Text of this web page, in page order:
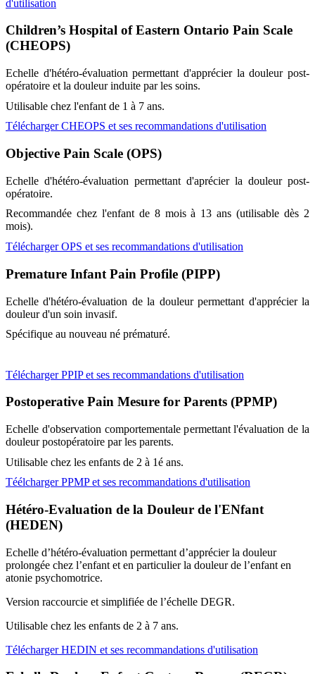
d'utilisation
Children’s Hospital of Eastern Ontario Pain Scale
(CHEOPS)
Echelle d'hétéro-évaluation permettant d'apprécier la douleur post-
opératoire et la douleur induite par les soins.
Utilisable chez l'enfant de 1 à 7 ans.
Télécharger CHEOPS et ses recommandations d'utilisation
Objective Pain Scale (OPS)
Echelle d'hétéro-évaluation permettant d'aprécier la douleur post-
opératoire.
Recommandée chez l'enfant de 8 mois à 13 ans (utilisable dès 2
mois).
Télécharger OPS et ses recommandations d'utilisation
Premature Infant Pain Profile (PIPP)
Echelle d'hétéro-évaluation de la douleur permettant d'apprécier la
douleur d'un soin invasif.
Spécifique au nouveau né prématuré.
Télécharger PPIP et ses recommandations d'utilisation
Postoperative Pain Mesure for Parents (PPMP)
Echelle d'observation comportementale permettant l'évaluation de la
douleur postopératoire par les parents.
Utilisable chez les enfants de 2 à 1é ans.
Téélcharger PPMP et ses recommandations d'utilisation
Hétéro-Evaluation de la Douleur de l'ENfant
(HEDEN)
Echelle d’hétéro-évaluation permettant d’apprécier la douleur
prolongée chez l’enfant et en particulier la douleur de l’enfant en
atonie psychomotrice.
Version raccourcie et simplifiée de l’échelle DEGR.
Utilisable chez les enfants de 2 à 7 ans.
Télécharger HEDIN et ses recommandations d'utilisation